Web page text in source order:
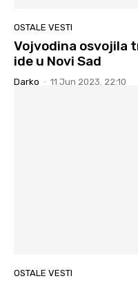
OSTALE VESTI
Vojvodina osvojila
ide u Novi Sad
Darko - 11 Jun 2023. 22:10
OSTALE VESTI